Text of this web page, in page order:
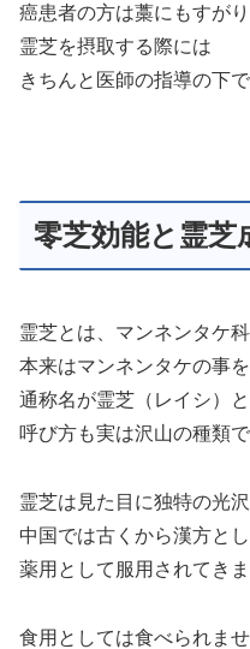
癌患者の方は藁にもすが
霊芝を摂取する際には
きちんと医師の指導の下
零芝効能と霊芝
霊芝とは、マンネンタケ
本来はマンネンタケの事を
通称名が霊芝（レイシ）と
呼び方も実は沢山の種類
霊芝は見た目に独特の光沢
中国では古くから漢方と
薬用として服用されてきま
食用としては食べられませ